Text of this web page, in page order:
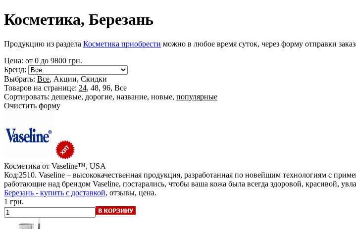
Косметика, Березань
Продукцию из раздела Косметика приобрести можно в любое время суток, через форму отправки
Цена: от 0 до 9800 грн.
Бренд:
Выбрать: Все, Акции, Скидки
Товаров на странице: 24, 48, 96, Все
Сортировать: дешевые, дорогие, название, новые, популярные
Очистить форму
Косметика от Vaseline™, USA
Код:2510. Vaseline – высококачественная продукция, разработанная по новейшим технологиям с
работающие над брендом Vaseline, постарались, чтобы ваша кожа была всегда здоровой, красивой,
Березань - купить с доставкой, отзывы, цена.
1 грн.